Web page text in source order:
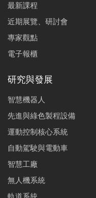
最新課程
近期展覽、研討會
專家觀點
電子報櫃
研究與發展
智慧機器人
先進與綠色製程設備
運動控制核心系統
自動駕駛與電動車
智慧工廠
無人機系統